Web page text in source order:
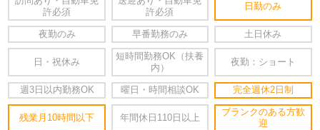
許必須
許必須
日勤のみ
夜勤のみ 早番勤務のみ 土日休み
日・祝休み
短時間勤務OK（扶養
内）
夜勤：ショート
週3日以内勤務OK 曜日・時間相談OK 完全週休2日制
残業月10時間以下 年間休日110日以上
ブランクのある方歓
迎